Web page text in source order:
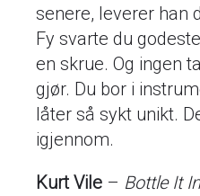
senere, leverer han
Fy svarte du
en skrue. Og ingen
gjør. Du bor i
låter så sykt unikt.
igjennom.
Kurt Vile – Bottle It In